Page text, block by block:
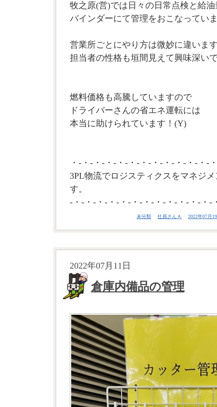
牧之原(営)では日々の日常点検と給
バインダーにて管理をおこなってい
営業所ごとにやり方は微妙に違いま
担当者の性格も垣間見えて興味深い
燃料価格も高騰していますので
ドライバーさんの省エネ運転には
本当に助けられています！(Y)
・-・-・-・-・-・-・-・-・-・-・-・-
3PL物流でロジスティクスをマネジ
す。
-・-・-・-・-・-・-・-・-・-・-・-・-
未分類 社員さんＡ 2022年07月
2022年07月11日
倉庫内備品の管理